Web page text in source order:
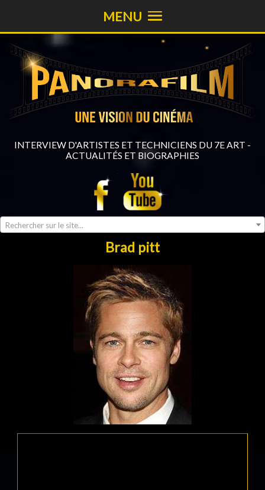
INTERVIEW D'ARTISTES ET TECHNICIENS DU 7E ART -
ACTUALITÉS ET BIOGRAPHIES
Rechercher sur le site...
MENU
Brad pitt